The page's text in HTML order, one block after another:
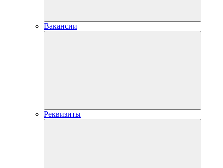
Вакансии
Реквизиты